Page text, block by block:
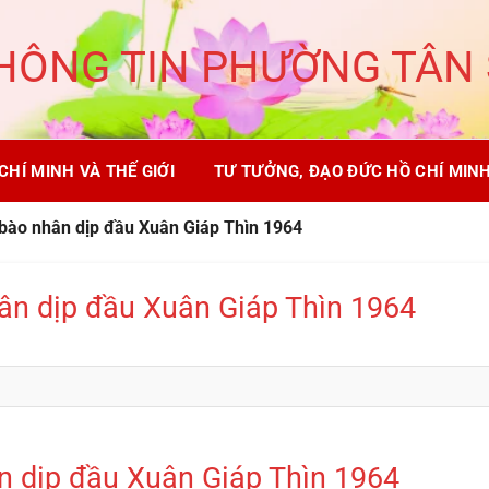
TIN PHƯỜNG
MINH VÀ THẾ GIỚI TƯ TƯỞNG, ĐẠO ĐỨC HỒ CHÍ
nhân dịp đầu Xuân Giáp Thìn 1964
dịp đầu Xuân Giáp Thìn 1964
dịp đầu Xuân Giáp Thìn 1964